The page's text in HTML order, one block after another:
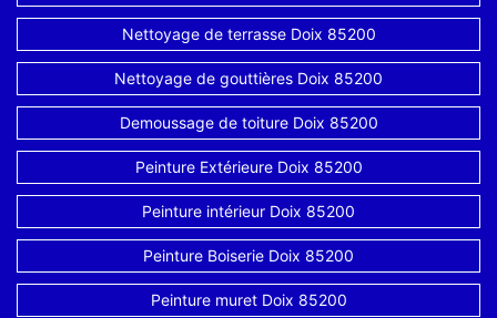
Nettoyage de terrasse Doix 85200
Nettoyage de gouttières Doix 85200
Demoussage de toiture Doix 85200
Peinture Extérieure Doix 85200
Peinture intérieur Doix 85200
Peinture Boiserie Doix 85200
Peinture muret Doix 85200